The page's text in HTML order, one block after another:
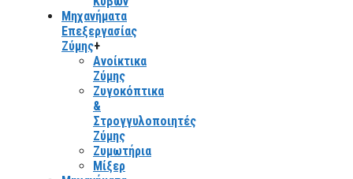
Μηχανήματα
Επεξεργασίας
Ζύμης+
Ανοίκτικα
Ζύμης
Ζυγοκόπτικα
&
Στρογγυλοποιητές
Ζύμης
Ζυμωτήρια
Μίξερ